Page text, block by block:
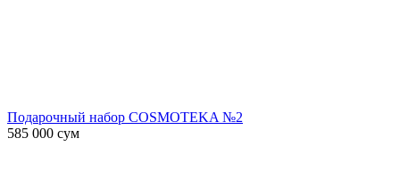
Подарочный набор COSMOTEKA №2
585 000 сум